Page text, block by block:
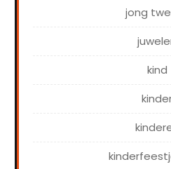
jong
kind